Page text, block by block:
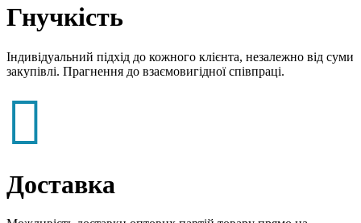
Гнучкість
Індивідуальний підхід до кожного клієнта, незалежно від суми
закупівлі. Прагнення до взаємовигідної співпраці.

Доставка